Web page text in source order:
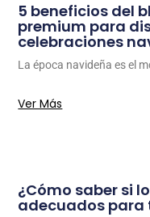
5 beneficios del
premium para
celebraciones
La época navideña es el
Ver Más
¿Cómo saber si
adecuados para